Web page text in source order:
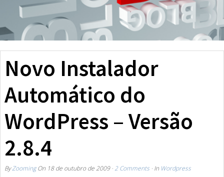
Novo Instalador
Automático do
WordPress – Versão
2.8.4
ByZoomingOn 18 de outubro de 2009· 2 Comments · In Wordpress